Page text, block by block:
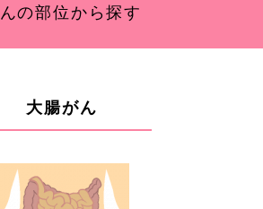
の部位から探す
大腸がん